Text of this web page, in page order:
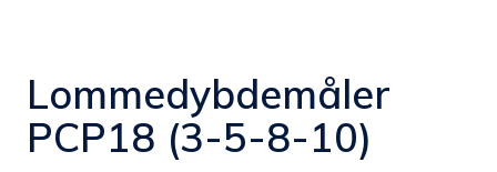
Lommedybdemåler
PCP18 (3-5-8-10)